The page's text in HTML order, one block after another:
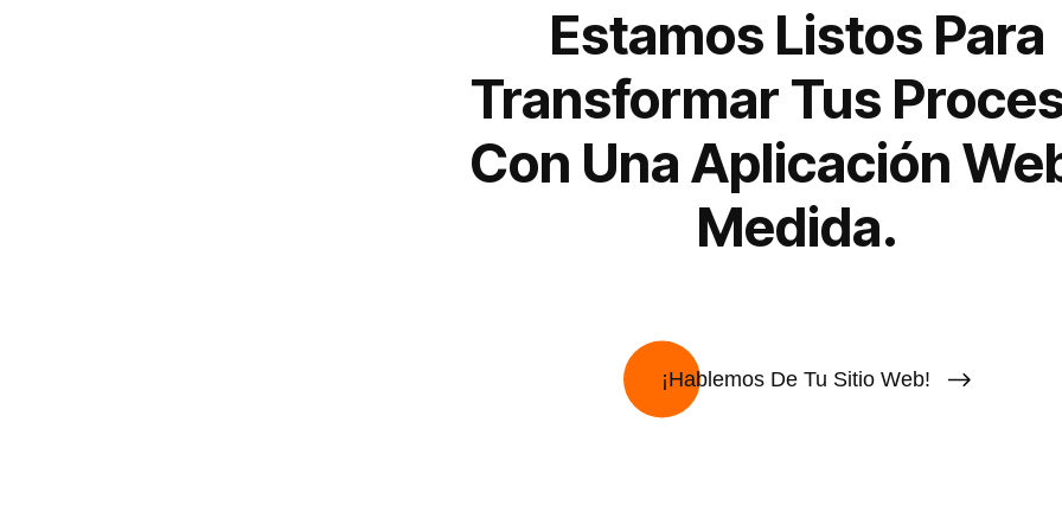
Estamos Listos Para
Transformar Tus
Con Una Aplicación
Medida.
¡Hablemos De Tu Sitio Web!